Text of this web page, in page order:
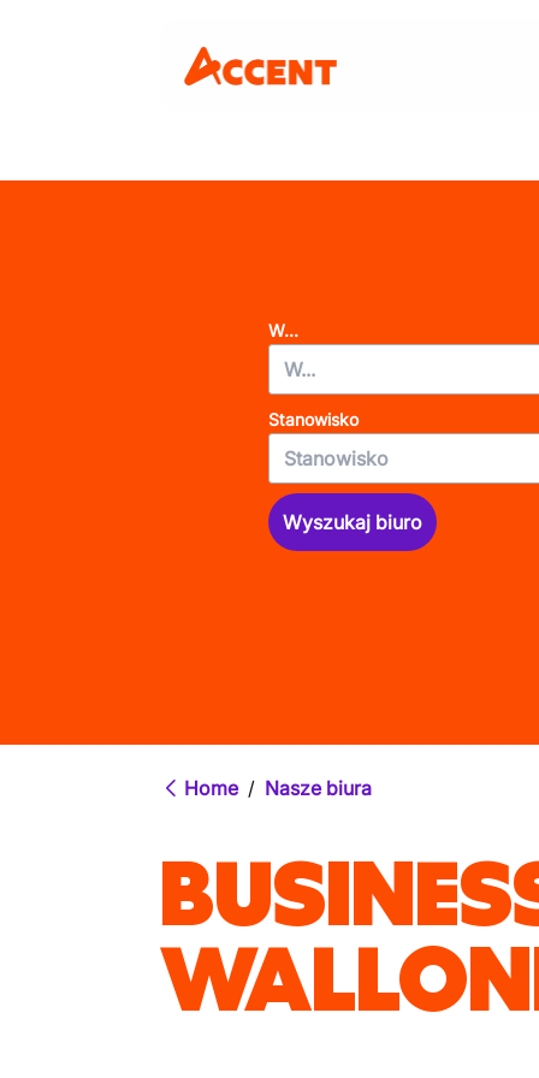
W...
Stanowisko
Wyszukaj biuro
Home / Nasze biura